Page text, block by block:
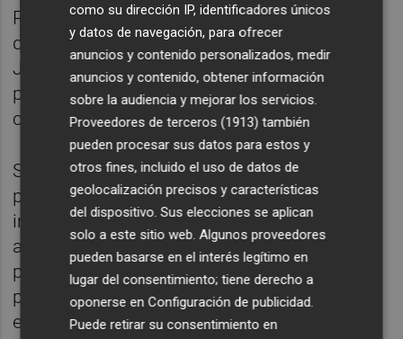
Para participar y optar a los descuentos, hay
que registrarse en la página web del Verano
Joven -se habilitará esta posibilidad "en los
próximos días", señala el Ministerio en un
comunicado-, con el DNI o NIE.
Si la persona cumple los requisitos del
programa, recibirá un código personal e
intransferible que deberá utilizar para
adquirir los billetes de tren y autobús y el
pase Interrail rebajados en las diferentes
páginas web de los respectivos operadores,
explica.
como su dirección IP, identificadores únicos
y datos de navegación, para ofrecer
anuncios y contenido personalizados, medir
anuncios y contenido, obtener información
sobre la audiencia y mejorar los servicios.
Proveedores de terceros (1913) también
pueden procesar sus datos para estos y
otros fines, incluido el uso de datos de
geolocalización precisos y características
del dispositivo. Sus elecciones se aplican
solo a este sitio web. Algunos proveedores
pueden basarse en el interés legítimo en
lugar del consentimiento; tiene derecho a
oponerse enConfiguración de publicidad
Puede retirar su consentimiento en